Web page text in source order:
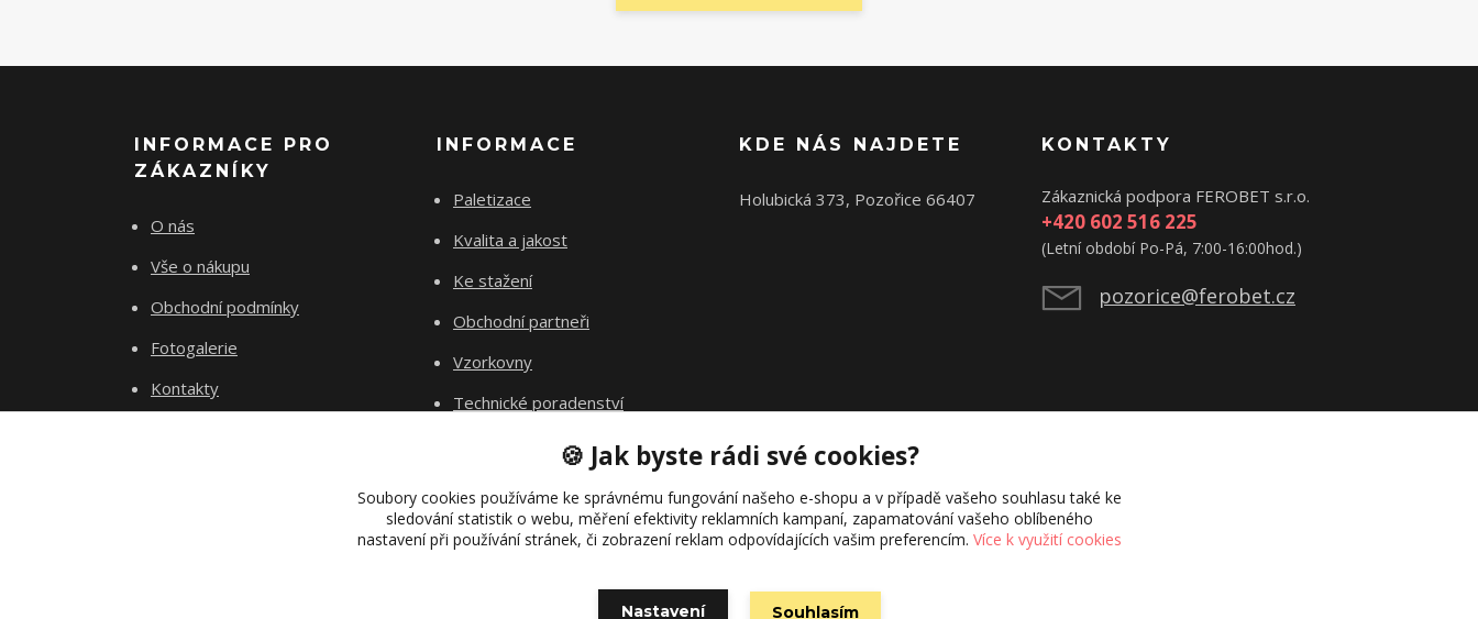
INFORMACE PRO
ZÁKAZNÍKY
O nás
Vše o nákupu
Obchodní podmínky
Fotogalerie
Kontakty
INFORMACE
Paletizace
Kvalita a jakost
Ke stažení
Obchodní partneři
Vzorkovny
Technické poradenství
KDE NÁS NAJDETE
Holubická 373, Pozořice 66407
KONTAKTY
Zákaznická podpora FEROBET s.r.o.
+420 602 516 225
(Letní období Po-Pá, 7:00-16:00hod.)
pozorice@ferobet.cz
🍪 Jak byste rádi své cookies?
Soubory cookies používáme ke správnému fungování našeho e-shopu a v případě vašeho souhlasu také ke
sledování statistik o webu, měření efektivity reklamních kampaní, zapamatování vašeho oblíbeného
nastavení při používání stránek, či zobrazení reklam odpovídajících vašim preferencím. Více k využití cookies
Nastavení Souhlasím